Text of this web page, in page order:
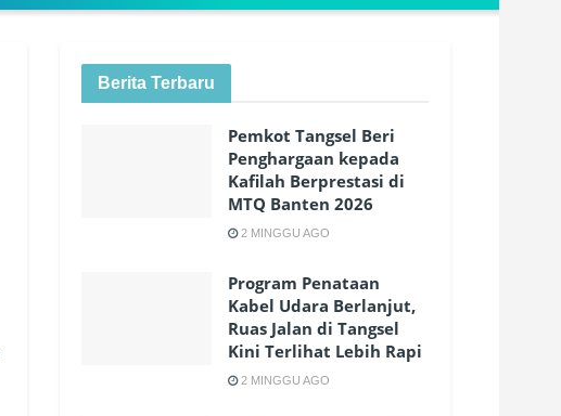
Berita Terbaru
Pemkot Tangsel Beri
Penghargaan kepada
Kafilah Berprestasi di
MTQ Banten 2026
2 MINGGU AGO
Program Penataan
Kabel Udara Berlanjut,
Ruas Jalan di Tangsel
Kini Terlihat Lebih Rapi
2 MINGGU AGO